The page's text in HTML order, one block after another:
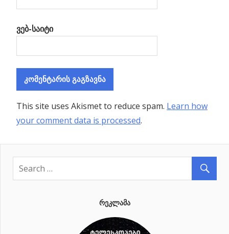
ვებ-საიტი
This site uses Akismet to reduce spam. Learn how
your comment data is processed.
ᲠᲔᲙᲚᲐᲛᲐ